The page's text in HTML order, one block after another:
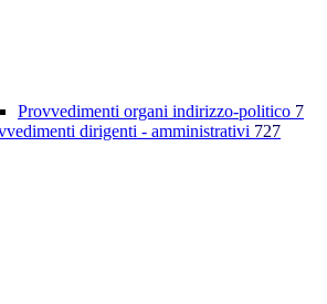
Provvedimenti organi indirizzo-politico 7
dirigenti - amministrativi 727